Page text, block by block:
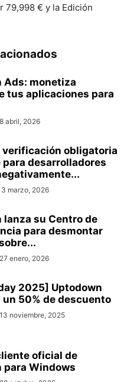
79,998 € y la Edición
Ads: monetiza
tus aplicaciones para
8 abril, 2026
verificación obligatoria
para desarrolladores
3 marzo, 2026
lanza su Centro de
para desmontar
27 enero, 2026
2025] Uptodown
un 50% de descuento
13 noviembre, 2025
oficial de
para Windows